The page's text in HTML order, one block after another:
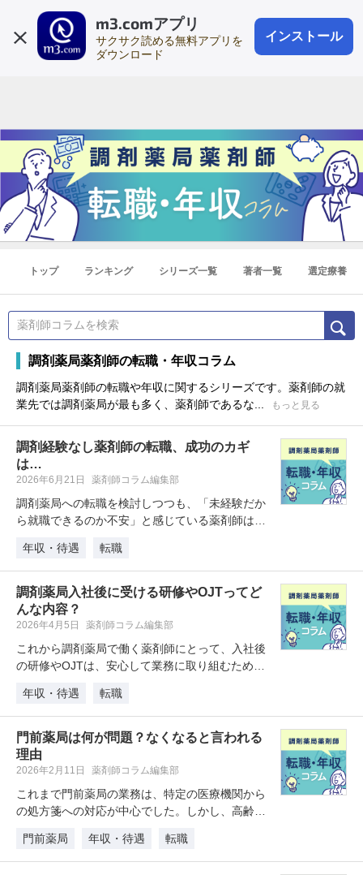
m3.comアプリ
サクサク読める無料アプリを
ダウンロード
インストール
会員登録
登録1分
トップ ランキング シリーズ一覧 著者一覧 選定療養
調剤薬局薬剤師の転職・年収コラム
調剤薬局薬剤師の転職や年収に関するシリーズです。薬剤師の就
業先では調剤薬局が最も多く、薬剤師であるな...
もっと見る
調剤経験なし薬剤師の転職、成功のカギ
は…
2026年6月21日 薬剤師コラム編集部
調剤薬局への転職を検討しつつも、「未経験だか
ら就職できるのか不安」と感じている薬剤師は少
年収・待遇
転職
調剤薬局入社後に受ける研修やOJTってど
んな内容？
2026年4月5日 薬剤師コラム編集部
これから調剤薬局で働く薬剤師にとって、入社後
の研修やOJTは、安心して業務に取り組むための
年収・待遇
転職
門前薬局は何が問題？なくなると言われる
理由
2026年2月11日 薬剤師コラム編集部
これまで門前薬局の業務は、特定の医療機関から
の処方箋への対応が中心でした。しかし、高齢化
門前薬局
年収・待遇 転職